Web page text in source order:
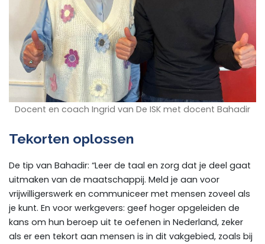
Docent en coach Ingrid van De ISK met docent Bahadir
Tekorten oplossen
De tip van Bahadir: “Leer de taal en zorg dat je deel gaat
uitmaken van de maatschappij. Meld je aan voor
vrijwilligerswerk en communiceer met mensen zoveel als
je kunt. En voor werkgevers: geef hoger opgeleiden de
kans om hun beroep uit te oefenen in Nederland, zeker
als er een tekort aan mensen is in dit vakgebied, zoals bij